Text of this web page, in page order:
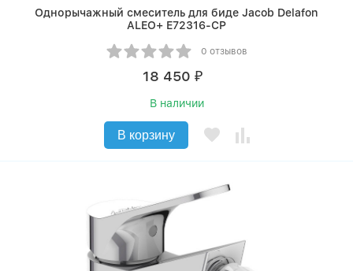
Однорычажный смеситель для биде Jacob Delafon
ALEO+ E72316-CP
0 отзывов
18 450 ₽
В наличии
В корзину